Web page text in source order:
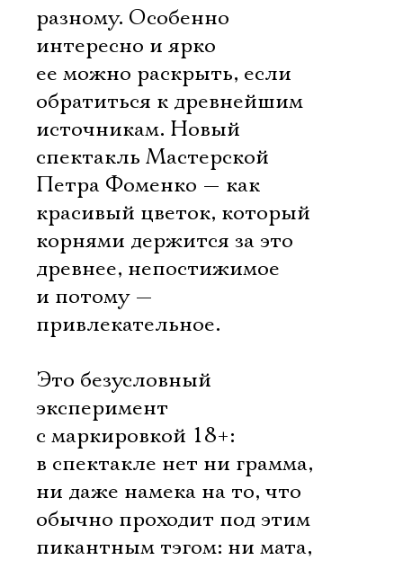
разному. Особенно
интересно и ярко
ее можно раскрыть, если
обратиться к древнейшим
источникам. Новый
спектакль Мастерской
Петра Фоменко — как
красивый цветок, который
корнями держится за это
древнее, непостижимое
и потому —
привлекательное.
Это безусловный
эксперимент
с маркировкой 18+:
в спектакле нет ни грамма,
ни даже намека на то, что
обычно проходит под этим
пикантным тэгом: ни мата,